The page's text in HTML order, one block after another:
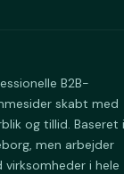
B2B-
skabt med
og tillid. Baseret i
men arbejder
virksomheder i hele